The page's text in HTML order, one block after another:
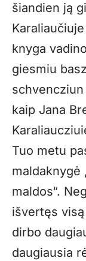
šiandien ją
knyga
giesmiu
kaip Jana
Tuo metu
maldaknygė
maldos“.
išvertęs
dirbo
daugiausia